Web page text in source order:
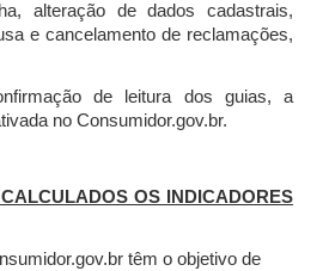
alteração de dados cadastrais,
e cancelamento de reclamações,
de leitura dos guias, a
no Consumidor.gov.br.
OS INDICADORES
têm o objetivo de